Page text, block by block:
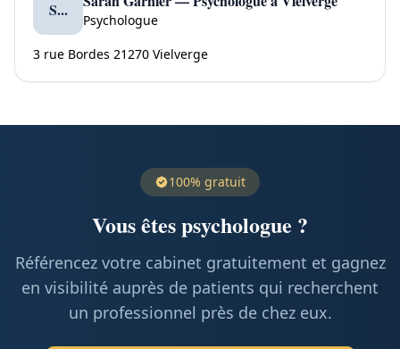
S...
Psychologue
3 rue Bordes 21270 Vielverge
100% gratuit
Vous êtes psychologue ?
Référencez votre cabinet gratuitement et gagnez
en visibilité auprès de patients qui recherchent
un professionnel près de chez eux.